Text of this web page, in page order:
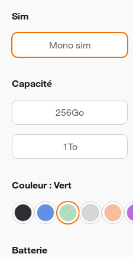
Sim
Mono sim
Capacité
256Go
1To
Couleur : Vert
Batterie